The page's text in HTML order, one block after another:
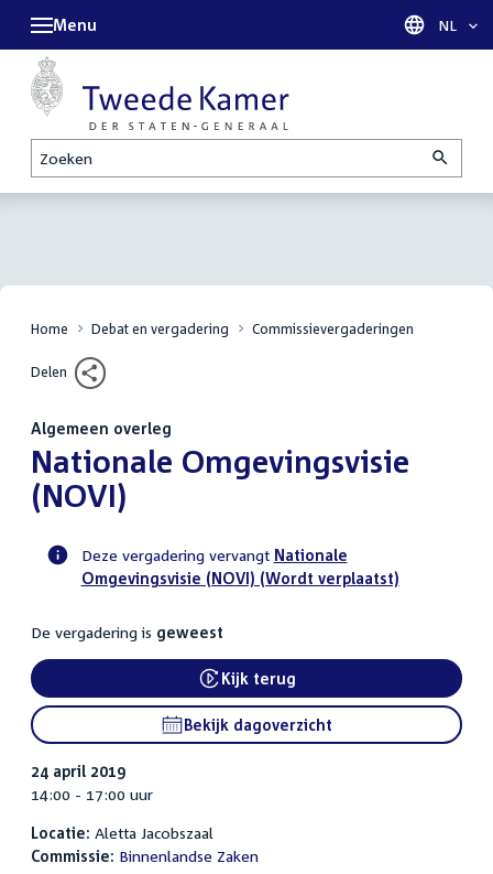
Zoeken
Menu Taal
NL
Home Debat en vergadering Commissievergaderingen
Delen
Algemeen overleg
:Nationale Omgevingsvisie
(NOVI)
Voortgangsstatus
activiteit
Deze vergadering vervangt Nationale
Omgevingsvisie (NOVI) (Wordt verplaatst)
De vergadering is geweest
External link:
Kijk terug
Bekijk dagoverzicht
24 april 2019
14:00 - 17:00 uur
Locatie: Aletta Jacobszaal
Commissie: Binnenlandse Zaken